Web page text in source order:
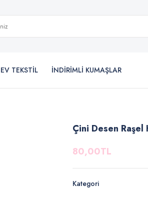
EV TEKSTİL İNDİRİMLİ KUMAŞLAR
Çini Desen Raşel
80,00TL
Kategori